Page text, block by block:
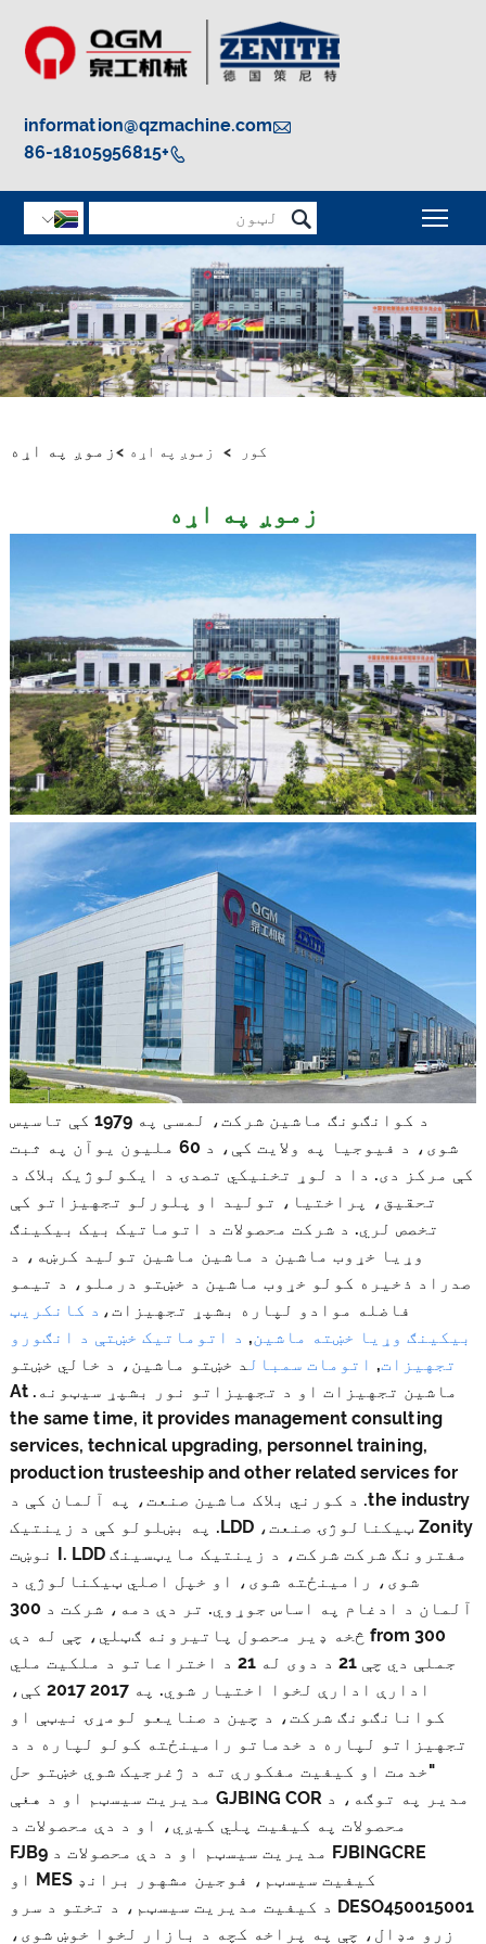

information@qzmachine.com

+86-18105956815
 
د مینو لید لید بدل کړئ
کور > زموږ په اړه >زموږ په اړه
زموږ په اړه
د کوانګونګ ماشین شرکت، لمسی په 1979 کې تاسیس
شوی، د فیوجیا په ولایت کې، د 60 ملیون یوآن په ثبت
کې مرکز دی. دا د لوړ تخنیکي تصدۍ د ایکولوژیک بلاک د
تحقیق، پراختیا، تولید او پلورلو تجهیزاتو کې
تخصص لري. د شرکت محصولات د اتوماتیک بیک بیکینګ
وړیا خړوب ماشین د ماشین ماشین تولید کرښه، د
صدراد ذخیره کولو خړوب ماشین د خښتو درملو، د تیمو
فاضله موادو لپاره بشپړ تجهیزات، د کانکریټ
بیکینګ وړیا خښته ماشین, د اتوماتیک خښتې د انګورو
تجهیزات, اتومات سمبالد خښتو ماشین، د خالي خښتو
ماشین تجهیزات او د تجهیزاتو نور بشپړ سیټونه. At
the same time, it provides management consulting
services, technical upgrading, personnel training,
production trusteeship and other related services for
the industry. د کورني بلاک ماشین صنعت، په آلمان کې د
Zonity ټیکنالوژۍ صنعت، LDD. په بښلولو کې د زینتیک
مفترونگ شرکت شرکت، د زینتیک مایټسینګ I. LDD نوښت
شوی، رامینځته شوی، او خپل اصلي ټیکنالوژي د
آلمان د ادغام په اساس جوړوي. تر دې دمه، شرکت د 300
300 from څخه ډیر محصول پاتیرونه ګټلي، چې له دې
جملې دي چې 21 د دوی له 21 د اختراعاتو د ملکیت ملي
ادارې ادارې لخوا اختیار شوي. په 2017 2017 کې،
کوانانګونګ شرکت، د چین د صنایعو لومړۍ نیټې او
تجهیزاتو لپاره د خدماتو رامینځته کولو لپاره د د
"خدمت او کیفیت مفکورې ته د ژغرجیک شوي خښتو حل
مدیر په توګه، د GJBING COR مدیریت سیسټم او د هغې
محصولات په کیفیت پلي کیږي، او د دې محصولات د
FJBINGCRE مدیریت سیسټم او د دې محصولات د FJB9
کیفیت سیسټم، فوجین مشهور برانډ MES او
DESO450015001 د کیفیت مدیریت سیسټم، د تختو د سرو
زرو مډال، چې په پراخه کچه د بازار لخوا خوښ شوی،